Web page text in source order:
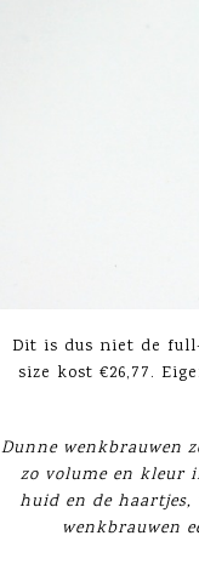
Dit is dus niet de
size kost €26,77.
Dunne wenkbrauwen
zo volume en kleur
huid en de haartjes,
wenkbrauwen